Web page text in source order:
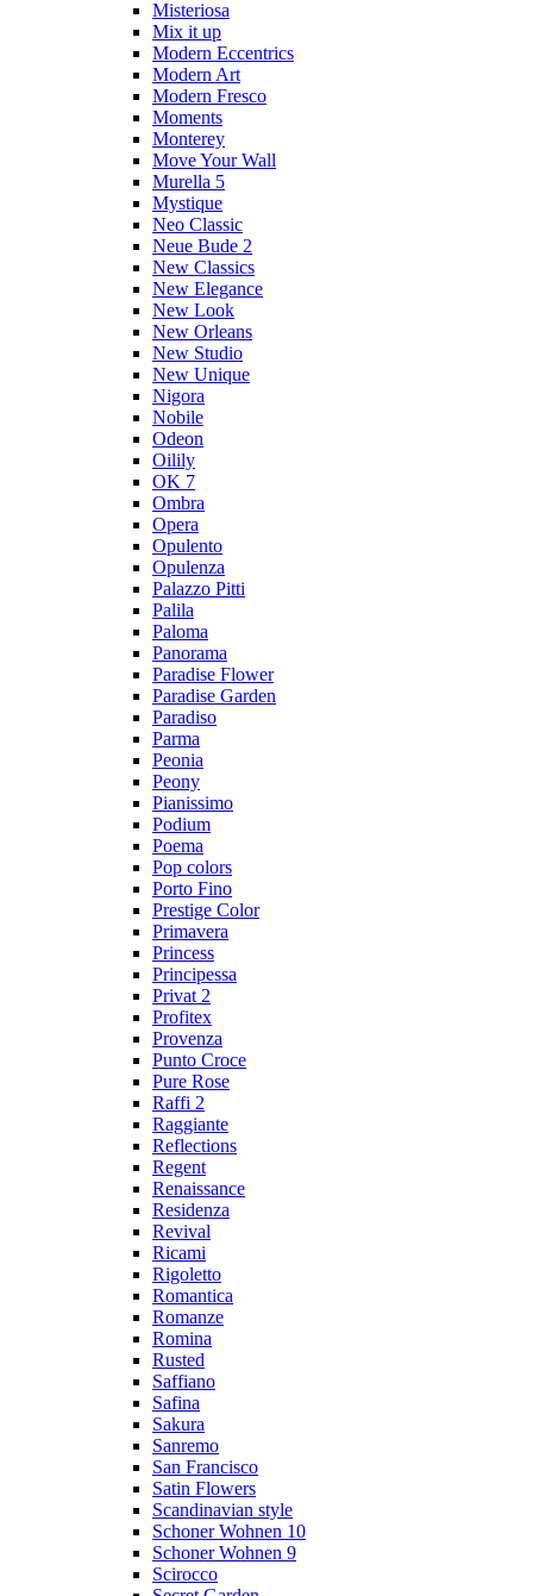
Misteriosa
Mix it up
Modern Eccentrics
Modern Art
Modern Fresco
Moments
Monterey
Move Your Wall
Murella 5
Mystique
Neo Classic
Neue Bude 2
New Classics
New Elegance
New Look
New Orleans
New Studio
New Unique
Nigora
Nobile
Odeon
Oilily
OK 7
Ombra
Opera
Opulento
Opulenza
Palazzo Pitti
Palila
Paloma
Panorama
Paradise Flower
Paradise Garden
Paradiso
Parma
Peonia
Peony
Pianissimo
Podium
Poema
Pop colors
Porto Fino
Prestige Color
Primavera
Princess
Principessa
Privat 2
Profitex
Provenza
Punto Croce
Pure Rose
Raffi 2
Raggiante
Reflections
Regent
Renaissance
Residenza
Revival
Ricami
Rigoletto
Romantica
Romanze
Romina
Rusted
Saffiano
Safina
Sakura
Sanremo
San Francisco
Satin Flowers
Scandinavian style
Schoner Wohnen 10
Schoner Wohnen 9
Scirocco